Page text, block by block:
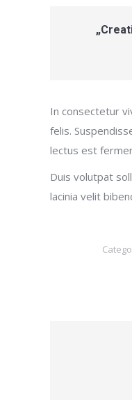
In consectetur
felis.
lectus est
Duis volutpat
lacinia velit